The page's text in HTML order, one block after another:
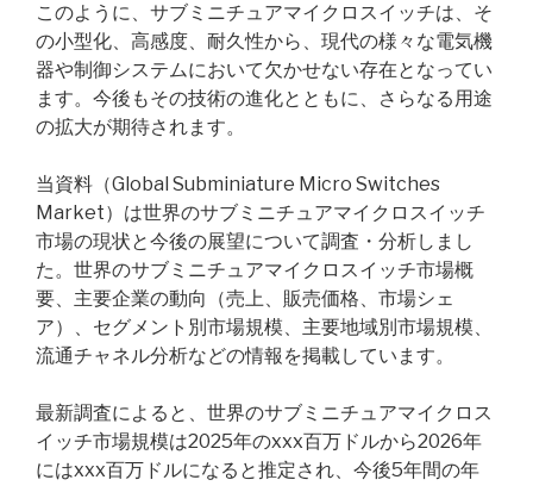
このように、サブミニチュアマイクロスイッチは、そ
の小型化、高感度、耐久性から、現代の様々な電気機
器や制御システムにおいて欠かせない存在となってい
ます。今後もその技術の進化とともに、さらなる用途
の拡大が期待されます。
当資料（Global Subminiature Micro Switches
Market）は世界のサブミニチュアマイクロスイッチ
市場の現状と今後の展望について調査・分析しまし
た。世界のサブミニチュアマイクロスイッチ市場概
要、主要企業の動向（売上、販売価格、市場シェ
ア）、セグメント別市場規模、主要地域別市場規模、
流通チャネル分析などの情報を掲載しています。
最新調査によると、世界のサブミニチュアマイクロス
イッチ市場規模は2025年のxxx百万ドルから2026年
にはxxx百万ドルになると推定され、今後5年間の年